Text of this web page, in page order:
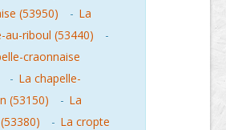
(53950)
- La
au-riboul (53440)
-
craonnaise
- La chapelle-
(53150)
- La
- La cropte